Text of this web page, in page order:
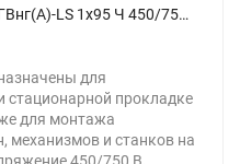
Провод TOKOV ELECTRIC ПуГВнг(А)-LS 1х95 Ч 450/750В (м) 00-00029654 - фото
для
стационарной прокладке
для монтажа
механизмов и станков на